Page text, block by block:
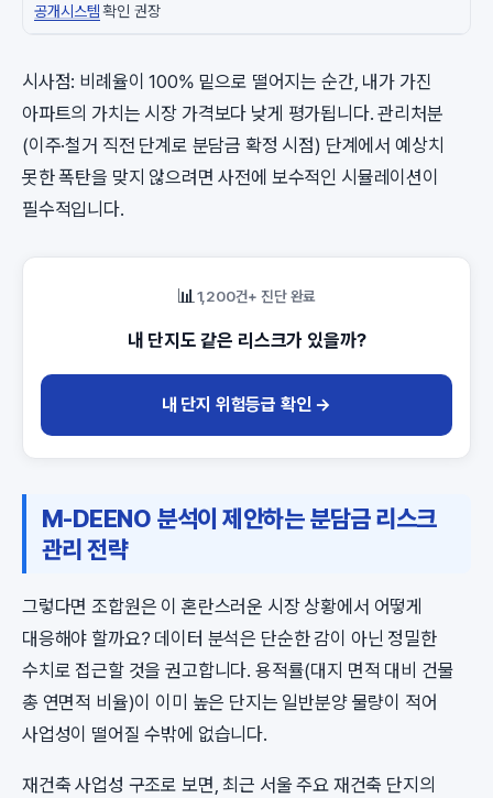
공개시스템확인 권장
시사점: 비례율이 100% 밑으로 떨어지는 순간, 내가 가진
아파트의 가치는 시장 가격보다 낮게 평가됩니다. 관리처분
(이주·철거 직전 단계로 분담금 확정 시점) 단계에서 예상치
못한 폭탄을 맞지 않으려면 사전에 보수적인 시뮬레이션이
필수적입니다.
📊1,200건+ 진단 완료
내 단지도 같은 리스크가 있을까?
내 단지 위험등급 확인 →
M-DEENO 분석이 제안하는 분담금 리스크
관리 전략
그렇다면 조합원은 이 혼란스러운 시장 상황에서 어떻게
대응해야 할까요? 데이터 분석은 단순한 감이 아닌 정밀한
수치로 접근할 것을 권고합니다. 용적률(대지 면적 대비 건물
총 연면적 비율)이 이미 높은 단지는 일반분양 물량이 적어
사업성이 떨어질 수밖에 없습니다.
재건축 사업성 구조로 보면, 최근 서울 주요 재건축 단지의